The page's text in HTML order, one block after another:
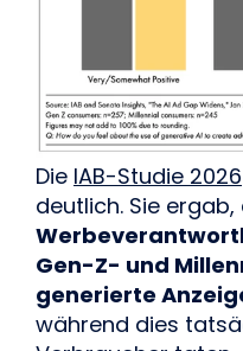
Die IAB-Studie 2026
deutlich. Sie ergab,
Gen-Z- und
generierte
während dies